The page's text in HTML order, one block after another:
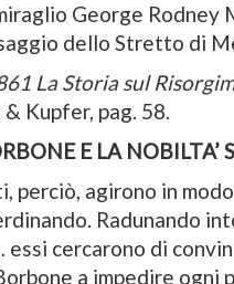
George Rodney
dello Stretto di
La Storia sul
Kupfer, pag. 58.
E LA NOBILTA’
perciò, agirono in
Radunando
cercarono di
a impedire ogni